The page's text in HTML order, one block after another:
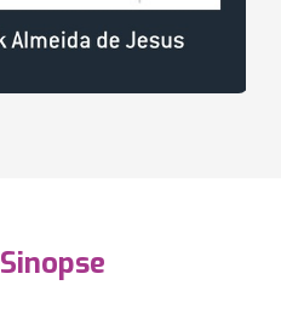
Sinopse